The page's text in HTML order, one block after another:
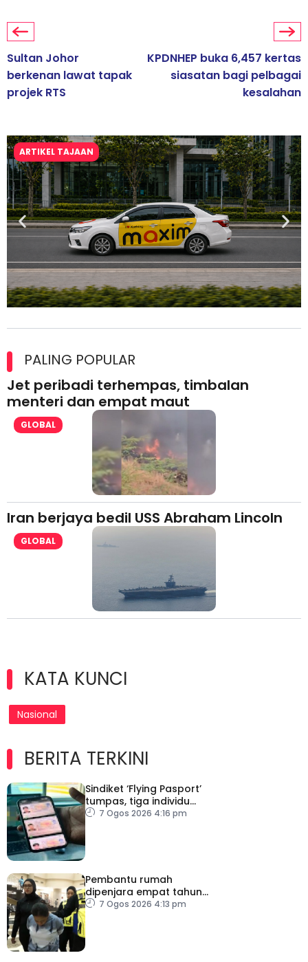
Sultan Johor
berkenan lawat tapak
projek RTS
KPDNHEP buka 6,457 kertas
siasatan bagi pelbagai
kesalahan
ARTIKEL TAJAAN
lesen separuh pertama 2026
PALING POPULAR
Jet peribadi terhempas, timbalan
menteri dan empat maut
GLOBAL
Iran berjaya bedil USS Abraham Lincoln
GLOBAL
KATA KUNCI
Nasional
BERITA TERKINI
Sindiket ‘Flying Pasport’
tumpas, tiga individu
ditahan
7 Ogos 2026 4:16 pm
Pembantu rumah
dipenjara empat tahun
abai kanak-kanak hingga
7 Ogos 2026 4:13 pm